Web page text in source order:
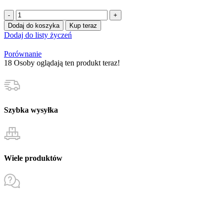
ilość
Broszura:
Technologia
wspiera
-
człowiek
decyduje
Dodaj do koszyka Kup teraz
Dodaj do listy życzeń
Porównanie
18 Osoby oglądają ten produkt teraz!
Szybka wysyłka
Wiele produktów